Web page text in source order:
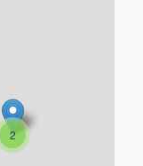
2